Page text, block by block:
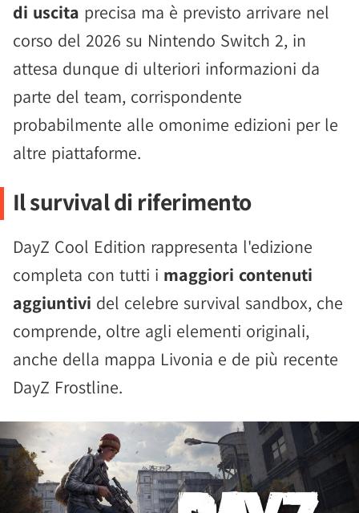
di uscita precisa ma è previsto arrivare nel
corso del 2026 su Nintendo Switch 2, in
attesa dunque di ulteriori informazioni da
parte del team, corrispondente
probabilmente alle omonime edizioni per le
altre piattaforme.
Il survival di riferimento
DayZ Cool Edition rappresenta l'edizione
completa con tutti i maggiori contenuti
aggiuntivi del celebre survival sandbox, che
comprende, oltre agli elementi originali,
anche della mappa Livonia e de più recente
DayZ Frostline.